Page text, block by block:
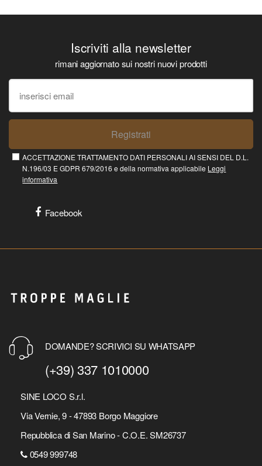
Iscriviti alla newsletter
rimani aggiornato sui nostri nuovi prodotti
Registrati
ACCETTAZIONE TRATTAMENTO DATI PERSONALI AI SENSI DEL D.L.
N.196/03 E GDPR 679/2016 e della normativa applicabile Leggi
informativa
Facebook
DOMANDE? SCRIVICI SU WHATSAPP
(+39) 337 1010000
SINE LOCO S.r.l.
Via Vernie, 9 - 47893 Borgo Maggiore
Repubblica di San Marino - C.O.E. SM26737
0549 999748